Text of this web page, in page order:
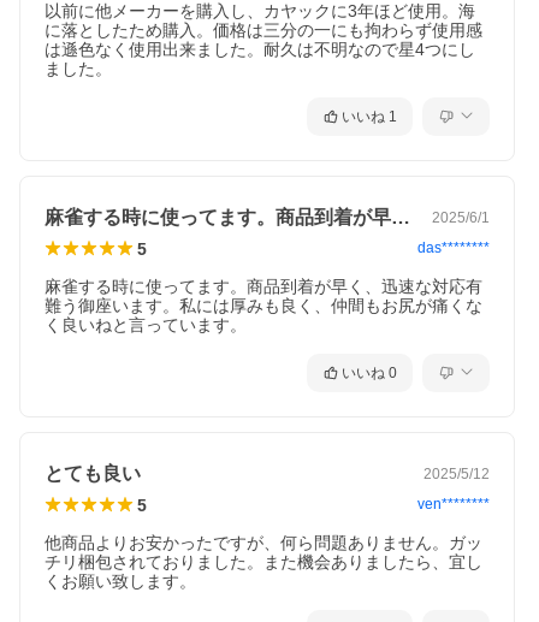
以前に他メーカーを購入し、カヤックに3年ほど使用。海
に落としたため購入。価格は三分の一にも拘わらず使用感
は遜色なく使用出来ました。耐久は不明なので星4つにし
いいね 1
麻雀する時に使ってます。商品到着が早く… 2025/6/1
5 das********
麻雀する時に使ってます。商品到着が早く、迅速な対応有
難う御座います。私には厚みも良く、仲間もお尻が痛くな
く良いねと言っています。
いいね 0
とても良い 2025/5/12
5 ven********
他商品よりお安かったですが、何ら問題ありません。ガッ
チリ梱包されておりました。また機会ありましたら、宜し
くお願い致します。